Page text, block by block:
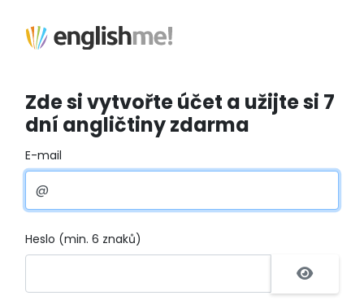
Zde si vytvořte účet a užijte si 7
dní angličtiny zdarma
E-mail
Heslo (min. 6 znaků)